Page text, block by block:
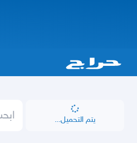
يتم التحميل...